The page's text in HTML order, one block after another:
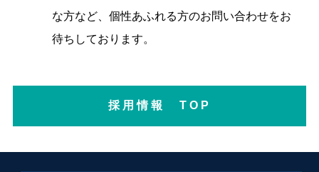
な方など、個性あふれる方のお問い合わせをお
待ちしております。
採用情報 TOP